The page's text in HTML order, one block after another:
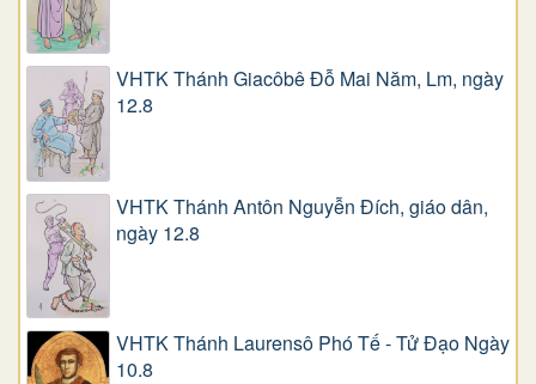
VHTK Thánh Giacôbê Ðỗ Mai Năm, Lm, ngày
12.8
VHTK Thánh Antôn Nguyễn Ðích, giáo dân,
ngày 12.8
VHTK Thánh Laurensô Phó Tế - Tử Đạo Ngày
10.8